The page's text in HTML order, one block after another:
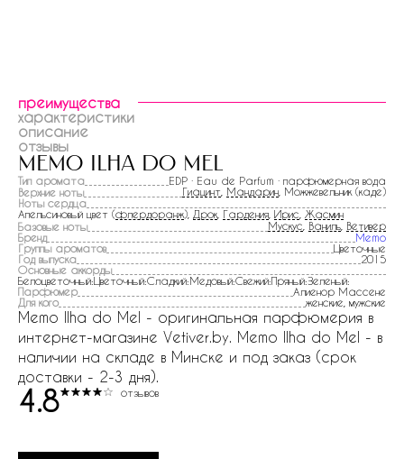
преимущества
характеристики
описание
отзывы
memo ilha do mel
Тип аромата
EDP · Eau de Parfum · парфюмерная вода
Верхние ноты
Гиацинт Мандарин , Можжевельник (каде)
Ноты сердца
Апельсиновый цвет (флердоранж), Дрок Гардения Ирис Жасмин
Базовые ноты
Мускус Ваниль Ветивер
Бренд
Memo
Группы ароматов
Цветочные
Год выпуска
2015
Основные аккорды
Белоцветочный:Цветочный:Сладкий:Медовый:Свежий:Пряный:Зеленый:
Парфюмер
Алиенор Массене
Для кого
женские, мужские
Memo Ilha do Mel - оригинальная парфюмерия в
интернет-магазине Vetiver.by. Memo Ilha do Mel - в
наличии на складе в Минске и под заказ (срок
доставки - 2-3 дня).
4.8 отзывов